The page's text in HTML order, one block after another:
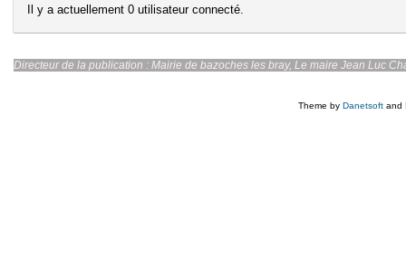
Il y a actuellement 0 utilisateur connecté.
Directeur de la publication : Mairie de bazoches les
Theme by Danetsoft and